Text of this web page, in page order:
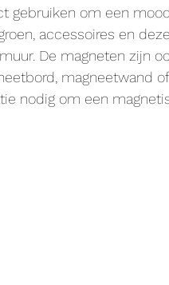
gebruiken om een
accessoires en
De magneten zijn
magneetwand
nodig om een